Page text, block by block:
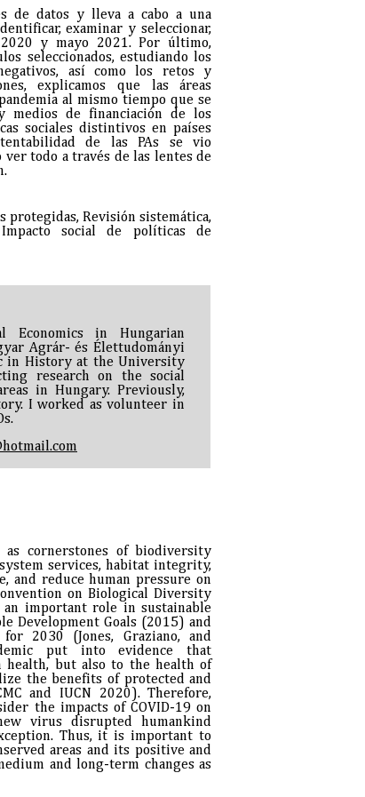
de datos y lleva a cabo a una
examinar y seleccionar,
y mayo 2021. Por último,
seleccionados, estudiando los
así como los retos y
explicamos que las áreas
al mismo tiempo que se
medios de financiación de los
sociales distintivos en países
de las PAs se vio
ver todo a través de las lentes de
protegidas, Revisión sistemática,
social de políticas de
Economics in Hungarian
Agrár- és Élettudományi
in History at the University
research on the social
in Hungary. Previously,
I worked as volunteer in
as cornerstones of biodiversity
services, habitat integrity,
and reduce human pressure on
on Biological Diversity
an important role in sustainable
Development Goals (2015) and
2030 (Jones, Graziano, and
put into evidence that
but also to the health of
the benefits of protected and
and IUCN 2020). Therefore,
the impacts of COVID-19 on
virus disrupted humankind
Thus, it is important to
areas and its positive and
and long-term changes as